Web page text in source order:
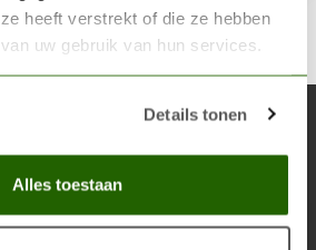
heeft verstrekt of die ze hebben
uw gebruik van hun services.
Details tonen
Alles toestaan
over onze laatste acties